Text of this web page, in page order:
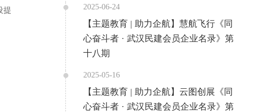
提
2025-06-24
【主题教育 | 助力企航】慧航飞行《同
心奋斗者 · 武汉民建会员企业名录》第
十八期
2025-05-16
【主题教育 | 助力企航】云图创展《同
心奋斗者 · 武汉民建会员企业名录》第